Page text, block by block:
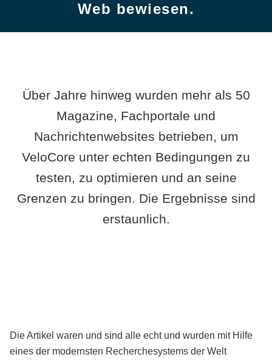
Web bewiesen.
Über Jahre hinweg wurden mehr als 50
Magazine, Fachportale und
Nachrichtenwebsites betrieben, um
VeloCore unter echten Bedingungen zu
testen, zu optimieren und an seine
Grenzen zu bringen. Die Ergebnisse sind
erstaunlich.
Die Artikel waren und sind alle echt und wurden mit Hilfe
eines der modernsten Recherchesystems der Welt